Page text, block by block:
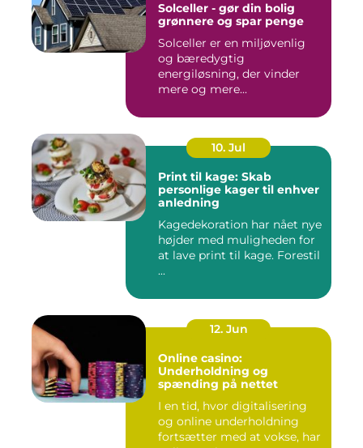
Solceller - gør din bolig
grønnere og spar penge
Solceller er en miljøvenlig
og bæredygtig
energiløsning, der vinder
mere og mere...
10. Jul
Print til kage: Skab
personlige kager til enhver
anledning
Kagedekoration har nået nye
højder med muligheden for
at lave print til kage. Forestil
...
12. Jun
Online casino:
Underholdning og
spænding på nettet
I en tid, hvor digitalisering
og online underholdning
fortsætter med at vokse, har